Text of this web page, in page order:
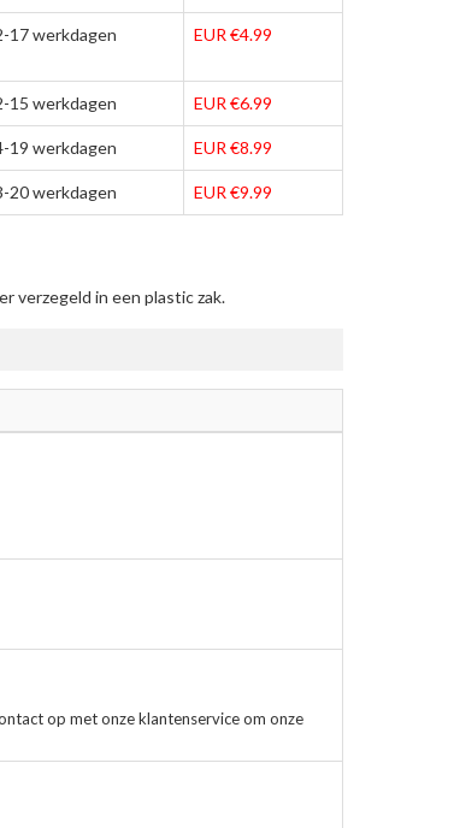
17 werkdagen EUR €4.99
15 werkdagen EUR €6.99
19 werkdagen EUR €8.99
20 werkdagen EUR €9.99
verzegeld in een plastic zak.
op met onze klantenservice om onze